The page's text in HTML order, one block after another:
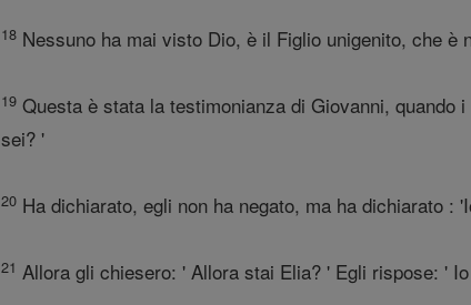
18 Nessuno ha mai visto Dio, è il Figlio unigenito, che è
19 Questa è stata la testimonianza di Giovanni,
sei? '
20 Ha dichiarato, egli non ha negato, ma ha dichiarato :
21 Allora gli chiesero: ' Allora stai Elia? ' Egli rispose: '